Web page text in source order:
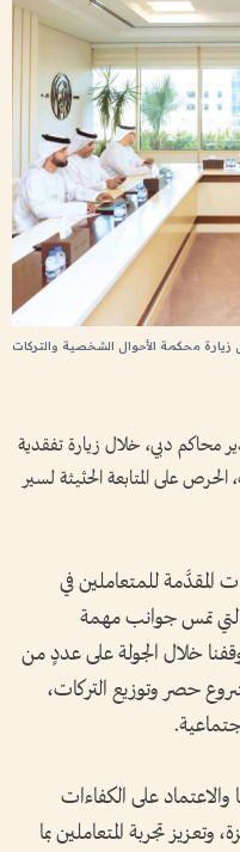
محكمة الأحوال الشخصية والتركات
محاكم دبي، خلال زيارة تفقدية
على المتابعة الحثيثة لسير
للمتعاملين في
تمس جوانب مهمة
خلال الجولة على عددٍ من
حصر وتوزيع التركات،
والاعتماد على الكفاءات
تجربة المتعاملين بما